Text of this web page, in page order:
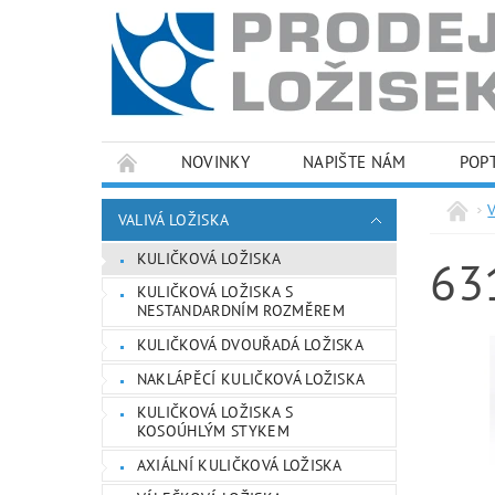
NOVINKY NAPIŠTE NÁM
PODMÍNKY OCHRANY OSOBNÍCH ÚDAJŮ
VALIVÁ LOŽISKA
KULIČKOVÁ LOŽISKA
KULIČKOVÁ LOŽISKA S
NESTANDARDNÍM ROZMĚREM
KULIČKOVÁ DVOUŘADÁ LOŽISKA
NAKLÁPĚCÍ KULIČKOVÁ LOŽISKA
KULIČKOVÁ LOŽISKA S
KOSOÚHLÝM STYKEM
AXIÁLNÍ KULIČKOVÁ LOŽISKA